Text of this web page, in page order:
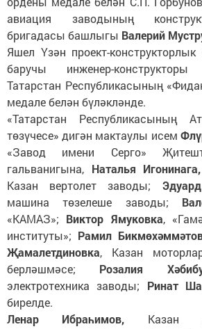
авиация заводының
бригадасы башлыгы Валерий
Яшел Үзән проект-
баручы инженер-конструкторы
Татарстан Республикасының
медале белән бүләкләнде.
«Татарстан Республикасының
төзүчесе» дигән мактаулы исем
«Завод имени Серго»
гальванигына, Наталья
Казан вертолет заводы;
машина төзелеше заводы;
«КАМАЗ»; Виктор Ямуковка,
институты»; Рамил
Җамалетдиновка, Казан
берләшмәсе; Розалия
электротехника заводы; Ринат
бирелде.
Ленар Ибраһимов, Казан